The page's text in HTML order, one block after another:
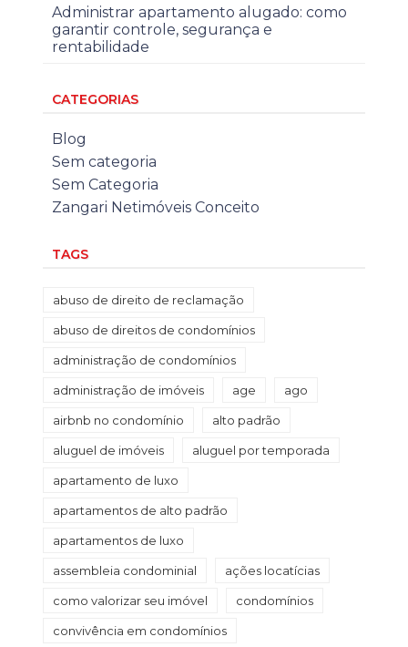
Administrar apartamento alugado: como
garantir controle, segurança e
rentabilidade
CATEGORIAS
Blog
Sem categoria
Sem Categoria
Zangari Netimóveis Conceito
TAGS
abuso de direito de reclamação
abuso de direitos de condomínios
administração de condomínios
administração de imóveis age ago
airbnb no condomínio alto padrão
aluguel de imóveis aluguel por temporada
apartamento de luxo
apartamentos de alto padrão
apartamentos de luxo
assembleia condominial ações locatícias
como valorizar seu imóvel condomínios
convivência em condomínios